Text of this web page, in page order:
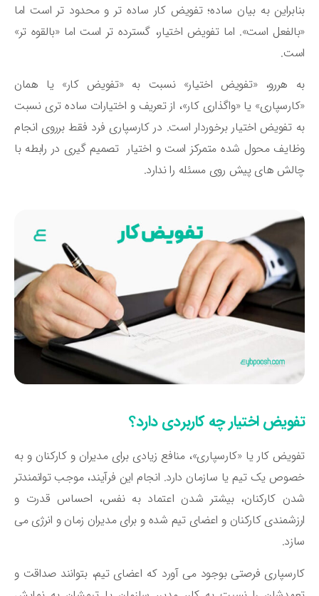
به بیان ساده؛ تفویض کار ساده تر و محدود تر است اما
است». اما تفویض اختیار، گسترده تر است اما «بالقوه تر»
هررو، «تفویض اختیار» نسبت به «تفویض کار» یا همان
یا «واگذاری کار»، از تعریف و اختیارات ساده تری نسبت
تفویض اختیار برخوردار است. در کارسپاری فرد فقط برروی انجام
محول شده متمرکز است و اختیار تصمیم گیری در رابطه با
های پیش روی مسئله را ندارد.
اختیار چه کاربردی دارد؟
کار یا «کارسپاری»، منافع زیادی برای مدیران و کارکنان و به
یک تیم یا سازمان دارد. انجام این فرآیند، موجب توانمندتر
کارکنان، بیشتر شدن اعتماد به نفس، احساس قدرت و
کارکنان و اعضای تیم شده و برای مدیران زمان و انرژی می
فرصتی بوجود می آورد که اعضای تیم، بتوانند صداقت و